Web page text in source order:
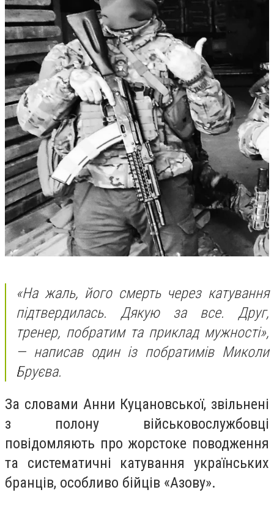
«На жаль, його смерть через катування
підтвердилась. Дякую за все. Друг,
тренер, побратим та приклад мужності»,
— написав один із побратимів Миколи
Бруєва.
За словами Анни Куцановської, звільнені
з полону військовослужбовці
повідомляють про жорстоке поводження
та систематичні катування українських
бранців, особливо бійців «Азову».